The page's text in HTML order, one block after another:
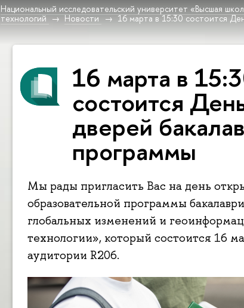
Национальный исследовательский университет «Высшая
технологий
Новости 16 марта в 15:30 состоится
16 марта в
состоится
дверей
программы
Мы рады пригласить Вас на день
образовательной программы
глобальных изменений и
технологии», который состоится 16
аудитории R206.